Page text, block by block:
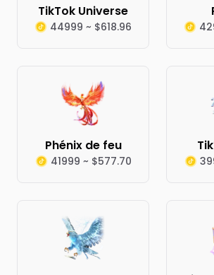
TikTok Universe
44999 ~ $618.96
Phénix de feu
41999 ~ $577.70